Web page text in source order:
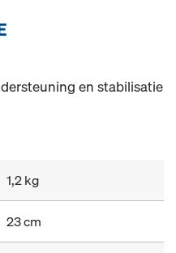
en stabilisatie
1,2 kg
23 cm